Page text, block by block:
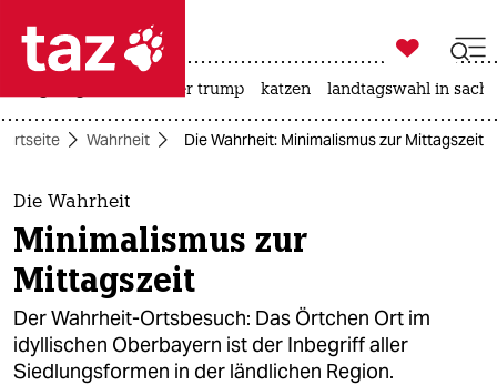
 taz zahl ich
taz zahl ich
themen
politik
öko
gesellschaft

taz zahl ich
usa unter trump katzen landtagswahl in
Wahrheit Die Wahrheit: Minimalismus zur Mittagszeit
Die Wahrheit
Minimalismus zur
Mittagszeit
Der Wahrheit-Ortsbesuch: Das Örtchen Ort im
idyllischen Oberbayern ist der Inbegriff aller
Siedlungsformen in der ländlichen Region.